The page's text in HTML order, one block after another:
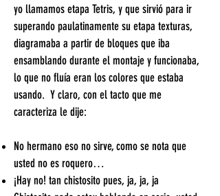
yo llamamos etapa Tetris, y que sirvió para ir
superando paulatinamente su etapa texturas,
diagramaba a partir de bloques que iba
ensamblando durante el montaje y funcionaba,
lo que no fluía eran los colores que estaba
usando. Y claro, con el tacto que me
caracteriza le dije:
No hermano eso no sirve, como se nota que
usted no es roquero…
¡Hay no! tan chistosito pues, ja, ja, ja